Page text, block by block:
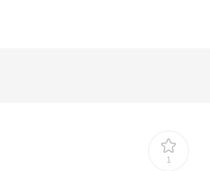
1